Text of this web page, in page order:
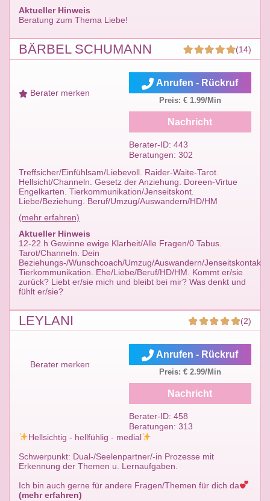
Aktueller Hinweis
Beratung zum Thema Liebe!
BÄRBEL SCHUMANN (14)
Berater merken
Treffsicher/Einfühlsam/Liebevoll. Raider-Waite-Tarot.
Hellsicht/Channeln. Gesetz der Anziehung. Doreen-Virtue
Engelkarten. Tierkommunikation/Jenseitskont.
Liebe/Beziehung. Beruf/Umzug/Auswandern/HD/HM
(mehr erfahren)
Aktueller Hinweis
12-22 h Gewinne ewige Klarheit/Alle Fragen/0 Tabus.
Tarot/Channeln. Dein
Beziehungs-/Wunschcoach/Umzug/Auswandern/Jenseitskontakt,
Tierkommunikation. Ehe/Liebe/Beruf/HD/HM. Kommt er/sie
zurück? Liebt er/sie mich und bleibt bei mir? Was denkt und
fühlt er/sie?
Anrufen - Rückruf
Preis: € 1.99/Min
Nachricht
Berater-ID: 443
Beratungen: 302
LEYLANI (2)
Berater merken
Hellsichtig - hellfühlig - medial
Schwerpunkt: Dual-/Seelenpartner/-in Prozesse mit
Erkennung der Themen u. Lernaufgaben.
Ich bin auch gerne für andere Fragen/Themen für dich da
(mehr erfahren)
Anrufen - Rückruf
Preis: € 2.99/Min
Nachricht
Berater-ID: 458
Beratungen: 313